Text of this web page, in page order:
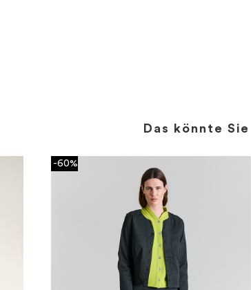
Das könnte
-60%